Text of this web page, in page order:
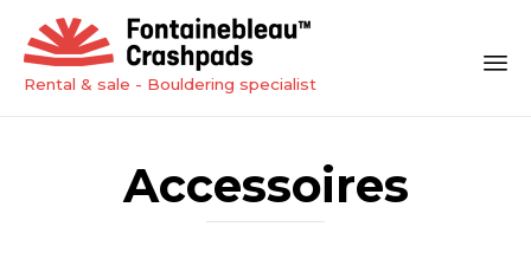
Rental & sale - Bouldering specialist
Accessoires